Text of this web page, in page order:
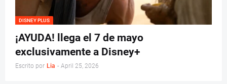
DISNEY PLUS
¡AYUDA! llega el 7 de mayo
exclusivamente a Disney+
Escrito por Lia - April 25, 2026